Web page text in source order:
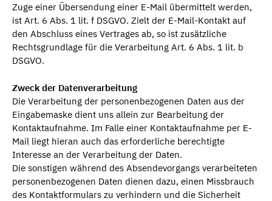
Zuge einer Übersendung einer E-Mail übermittelt werden,
ist Art. 6 Abs. 1 lit. f DSGVO. Zielt der E-Mail-Kontakt auf
den Abschluss eines Vertrages ab, so ist zusätzliche
Rechtsgrundlage für die Verarbeitung Art. 6 Abs. 1 lit. b
DSGVO.
Zweck der Datenverarbeitung
Die Verarbeitung der personenbezogenen Daten aus der
Eingabemaske dient uns allein zur Bearbeitung der
Kontaktaufnahme. Im Falle einer Kontaktaufnahme per E-
Mail liegt hieran auch das erforderliche berechtigte
Interesse an der Verarbeitung der Daten.
Die sonstigen während des Absendevorgangs verarbeiteten
personenbezogenen Daten dienen dazu, einen Missbrauch
des Kontaktformulars zu verhindern und die Sicherheit